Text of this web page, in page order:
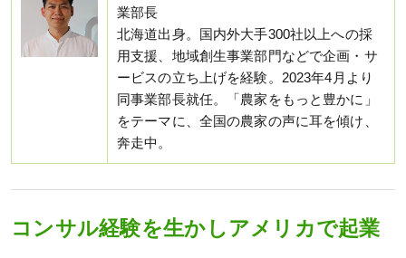
業部長
北海道出身。国内外大手300社以上への採
用支援、地域創生事業部門などで企画・サ
ービスの立ち上げを経験。2023年4月より
同事業部長就任。「農家をもっと豊かに」
をテーマに、全国の農家の声に耳を傾け、
奔走中。
コンサル経験を生かしアメリカで起業